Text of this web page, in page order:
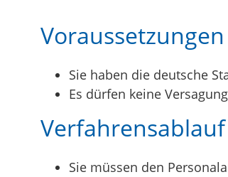
Voraussetzungen
Sie haben die deutsche
Es dürfen keine
Verfahrensablauf
Sie müssen den